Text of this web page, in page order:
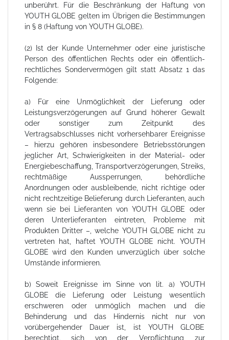
unberührt. Für die Beschränkung der Haftung von
YOUTH GLOBE gelten im Übrigen die Bestimmungen
in § 8 (Haftung von YOUTH GLOBE).
(2) Ist der Kunde Unternehmer oder eine juristische
Person des öffentlichen Rechts oder ein öffentlich-
rechtliches Sondervermögen gilt statt Absatz 1 das
Folgende:
a) Für eine Unmöglichkeit der Lieferung oder
Leistungsverzögerungen auf Grund höherer Gewalt
oder sonstiger zum Zeitpunkt des
Vertragsabschlusses nicht vorhersehbarer Ereignisse
– hierzu gehören insbesondere Betriebsstörungen
jeglicher Art, Schwierigkeiten in der Material- oder
Energiebeschaffung, Transportverzögerungen, Streiks,
rechtmäßige Aussperrungen, behördliche
Anordnungen oder ausbleibende, nicht richtige oder
nicht rechtzeitige Belieferung durch Lieferanten, auch
wenn sie bei Lieferanten von YOUTH GLOBE oder
deren Unterlieferanten eintreten, Probleme mit
Produkten Dritter –, welche YOUTH GLOBE nicht zu
vertreten hat, haftet YOUTH GLOBE nicht. YOUTH
GLOBE wird den Kunden unverzüglich über solche
Umstände informieren.
b) Soweit Ereignisse im Sinne von lit. a) YOUTH
GLOBE die Lieferung oder Leistung wesentlich
erschweren oder unmöglich machen und die
Behinderung und das Hindernis nicht nur von
vorübergehender Dauer ist, ist YOUTH GLOBE
berechtigt, sich von der Verpflichtung zur